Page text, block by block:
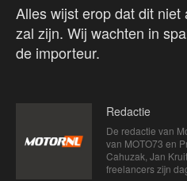
Alles wijst erop dat dit niet
zal zijn. Wij wachten in
de importeur.
Redactie
De redactie van
van MOTO73 en
Cahuzak, Jan
freelancers zijn